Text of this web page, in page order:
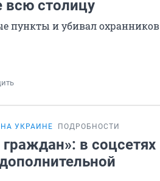
всю столицу
пункты и убивал охранников
УКРАИНЕ ПОДРОБНОСТИ
в соцсетях